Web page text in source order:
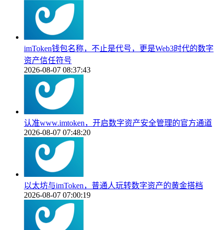
imToken钱包名称，不止是代号，更是Web3时代的数字
资产信任符号
2026-08-07 08:37:43
认准www.imtoken，开启数字资产安全管理的官方通道
2026-08-07 07:48:20
以太坊与imToken，普通人玩转数字资产的黄金搭档
2026-08-07 07:00:19